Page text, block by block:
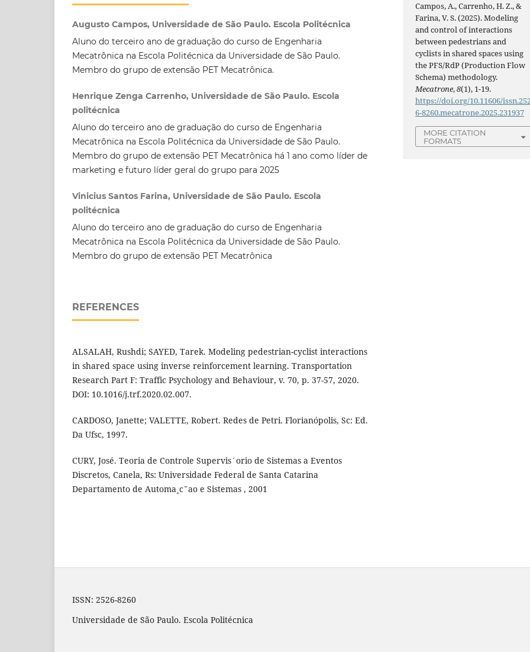
Augusto Campos, Universidade de São Paulo. Escola Politécnica
Aluno do terceiro ano de graduação do curso de Engenharia
Mecatrônica na Escola Politécnica da Universidade de São Paulo.
Membro do grupo de extensão PET Mecatrônica.
Henrique Zenga Carrenho, Universidade de São Paulo. Escola
politécnica
Aluno do terceiro ano de graduação do curso de Engenharia
Mecatrônica na Escola Politécnica da Universidade de São Paulo.
Membro do grupo de extensão PET Mecatrônica há 1 ano como líder de
marketing e futuro líder geral do grupo para 2025
Vinicius Santos Farina, Universidade de São Paulo. Escola
politécnica
Aluno do terceiro ano de graduação do curso de Engenharia
Mecatrônica na Escola Politécnica da Universidade de São Paulo.
Membro do grupo de extensão PET Mecatrônica
REFERENCES
ALSALAH, Rushdi; SAYED, Tarek. Modeling pedestrian-cyclist interactions
in shared space using inverse reinforcement learning. Transportation
Research Part F: Traffic Psychology and Behaviour, v. 70, p. 37-57, 2020.
DOI: 10.1016/j.trf.2020.02.007.
CARDOSO, Janette; VALETTE, Robert. Redes de Petri. Florianópolis, Sc: Ed.
Da Ufsc, 1997.
CURY, José. Teoria de Controle Supervis´orio de Sistemas a Eventos
Discretos, Canela, Rs: Universidade Federal de Santa Catarina
Departamento de Automa¸c˜ao e Sistemas , 2001
Campos, A., Carrenho, H. Z., &
Farina, V. S. (2025). Modeling
and control of interactions
between pedestrians and
cyclists in shared spaces using
the PFS/RdP (Production Flow
Schema) methodology.
Mecatrone,8(1), 1-19.
https://doi.org/10.11606/
6-8260.mecatrone.2025.231937
MORE CITATION
FORMATS
ISSN: 2526-8260
Universidade de São Paulo. Escola Politécnica